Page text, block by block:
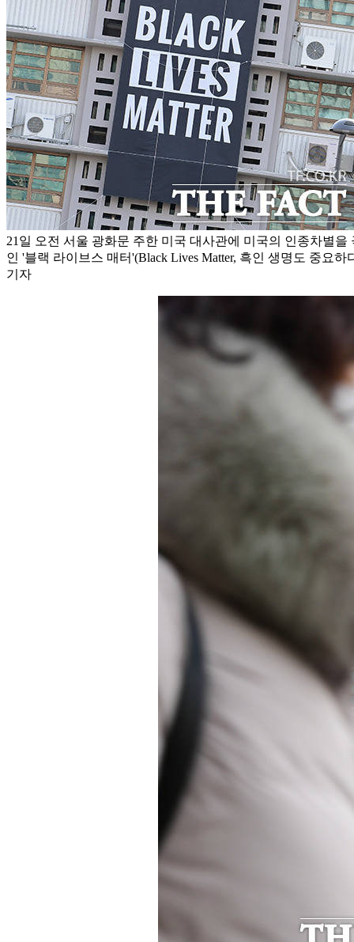
21일 오전 서울 광화문 주한 미국 대사관에 미국의 인종차별
인 '블랙 라이브스 매터'(Black Lives Matter, 흑인 생명도 중요
기자